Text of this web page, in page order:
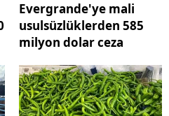
Evergrande'ye mali
usulsüzlüklerden 585
milyon dolar ceza